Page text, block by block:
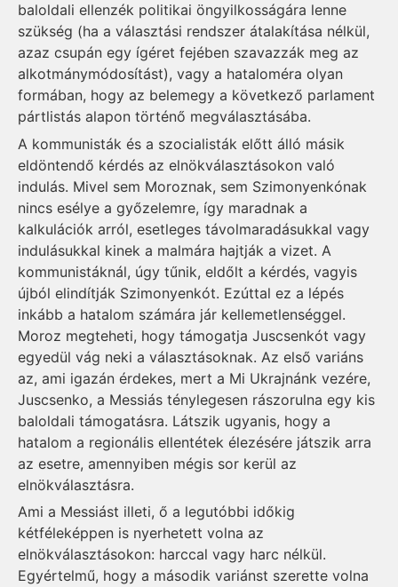
baloldali ellenzék politikai öngyilkosságára lenne
szükség (ha a választási rendszer átalakítása nélkül,
azaz csupán egy ígéret fejében szavazzák meg az
alkotmánymódosítást), vagy a hataloméra olyan
formában, hogy az belemegy a következő parlament
pártlistás alapon történő megválasztásába.
A kommunisták és a szocialisták előtt álló másik
eldöntendő kérdés az elnökválasztásokon való
indulás. Mivel sem Moroz­nak, sem Szimonyenkónak
nincs esélye a győzelemre, így maradnak a
kalkulációk arról, esetleges távolmaradásukkal vagy
indulásukkal kinek a malmára hajtják a vizet. A
kommunistáknál, úgy tűnik, eldőlt a kérdés, vagyis
újból elindítják Szimo­nyen­kót. Ezúttal ez a lépés
inkább a hatalom számára jár kellemetlenséggel.
Moroz megteheti, hogy támogatja Juscsenkót vagy
egyedül vág neki a választásoknak. Az első variáns
az, ami igazán érdekes, mert a Mi Ukrajnánk vezére,
Juscsenko, a Messiás ténylegesen rászorulna egy kis
baloldali támogatásra. Látszik ugyanis, hogy a
hatalom a regionális ellentétek élezésére játszik arra
az esetre, amennyiben mégis sor kerül az
elnökválasztásra.
Ami a Messiást illeti, ő a legutóbbi időkig
kétféleképpen is nyerhetett volna az
elnökválasztásokon: harccal vagy harc nélkül.
Egyértelmű, hogy a második variánst szerette volna